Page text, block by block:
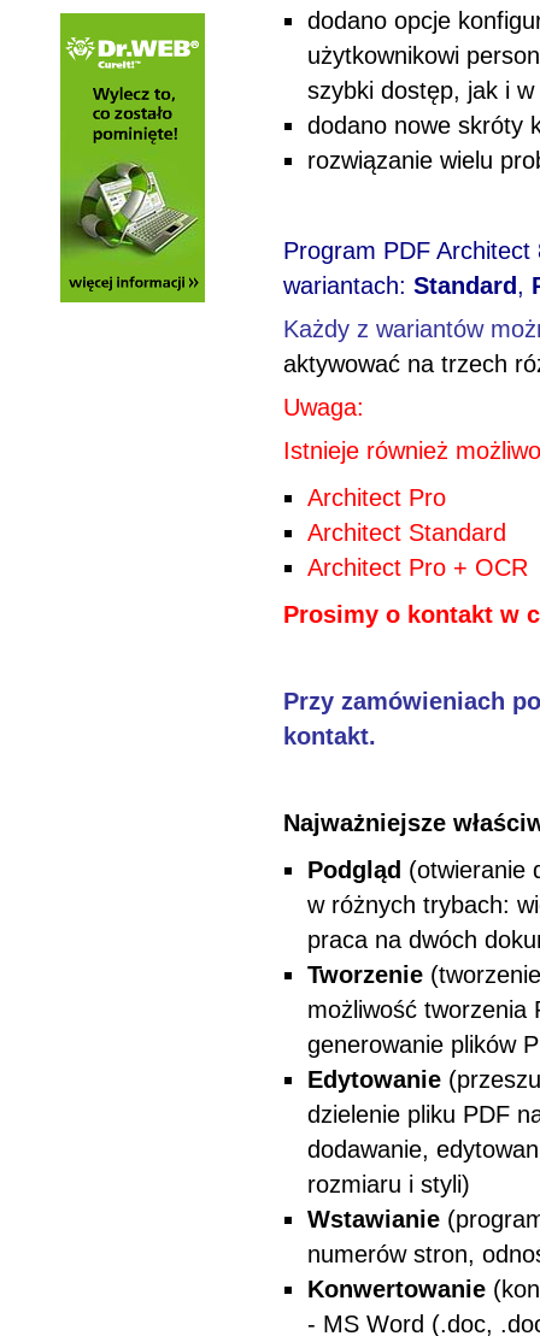
dodano opcje
użytkownikowi
szybki dostęp, jak i
dodano nowe skróty
rozwiązanie wielu
Program PDF
wariantach: Standard,
Każdy z wariantów
aktywować na trzech
Uwaga:
Istnieje również
Architect Pro
Architect Standard
Architect Pro + OCR
Prosimy o kontakt w
Przy zamówieniach
kontakt.
Najważniejsze
Podgląd (otwieranie
w różnych trybach:
praca na dwóch
Tworzenie
możliwość tworzenia
generowanie plików
Edytowanie
dzielenie pliku PDF
dodawanie,
rozmiaru i styli)
Wstawianie
numerów stron,
Konwertowanie
- MS Word (.doc,